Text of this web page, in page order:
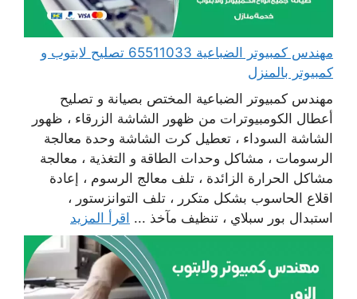
مهندس كمبيوتر الضباعية 65511033 تصليح لابتوب و
كمبيوتر بالمنزل
مهندس كمبيوتر الضباعية المختص بصيانة و تصليح
أعطال الكومبيوترات من ظهور الشاشة الزرقاء ، ظهور
الشاشة السوداء ، تعطيل كرت الشاشة وحدة معالجة
الرسومات ، مشاكل وحدات الطاقة و التغذية ، معالجة
مشاكل الحرارة الزائدة ، تلف معالج الرسوم ، إعادة
اقلاع الحاسوب بشكل متكرر ، تلف التوانزستور ،
استبدال بور سبلاي ، تنظيف مآخذ ... اقرأ المزيد